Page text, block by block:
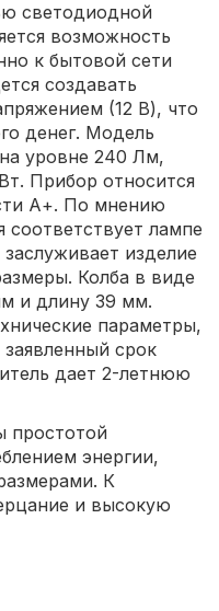
светодиодной
возможность
к бытовой сети
создавать
(12 В), что
денег. Модель
уровне 240 Лм,
Прибор относится
А+. По мнению
соответствует лампе
изделие
Колба в виде
и длину 39 мм.
параметры,
срок
дает 2-летнюю
простотой
энергии,
К
и высокую